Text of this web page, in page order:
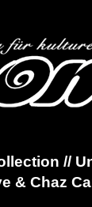
//
& Chaz